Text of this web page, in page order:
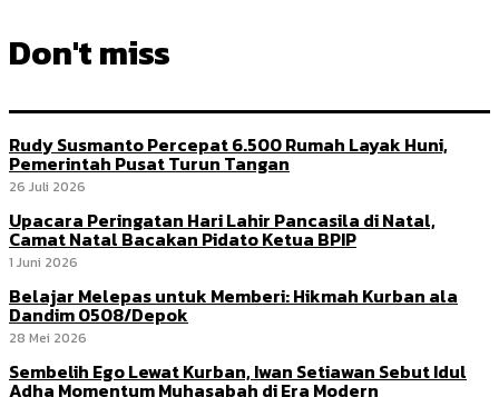
Don't miss
Rudy Susmanto Percepat 6.500 Rumah Layak Huni,
Pemerintah Pusat Turun Tangan
26 Juli 2026
Upacara Peringatan Hari Lahir Pancasila di Natal,
Camat Natal Bacakan Pidato Ketua BPIP
1 Juni 2026
Belajar Melepas untuk Memberi: Hikmah Kurban ala
Dandim 0508/Depok
28 Mei 2026
Sembelih Ego Lewat Kurban, Iwan Setiawan Sebut Idul
Adha Momentum Muhasabah di Era Modern